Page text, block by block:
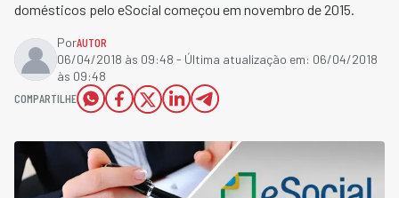
domésticos pelo eSocial começou em novembro de 2015.
PorAUTOR
06/04/2018 às 09:48 - Última atualização em: 06/04/2018
às 09:48
COMPARTILHE